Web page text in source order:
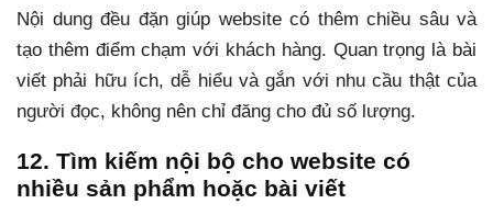
Nội dung đều đặn giúp website có thêm chiều sâu và
tạo thêm điểm chạm với khách hàng. Quan trọng là bài
viết phải hữu ích, dễ hiểu và gắn với nhu cầu thật của
người đọc, không nên chỉ đăng cho đủ số lượng.
12. Tìm kiếm nội bộ cho website có
nhiều sản phẩm hoặc bài viết